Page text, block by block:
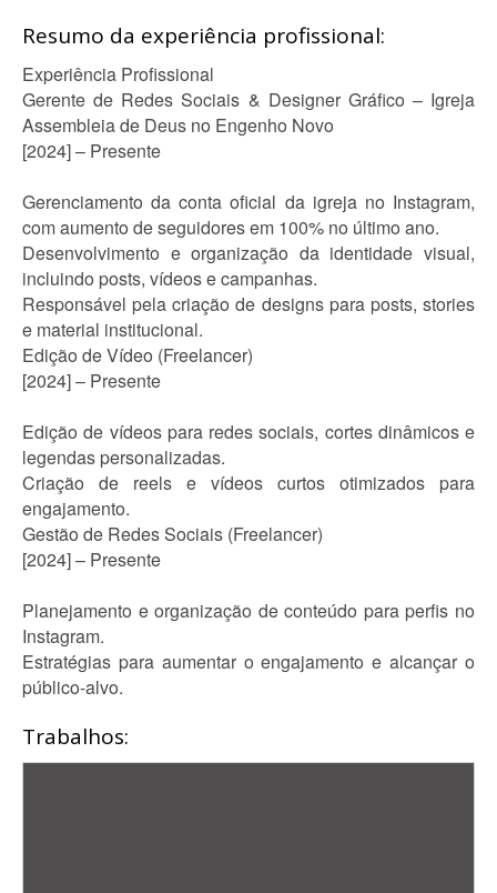
Resumo da experiência profissional:
Experiência Profissional
Gerente de Redes Sociais & Designer Gráfico – Igreja
Assembleia de Deus no Engenho Novo
[2024] – Presente
Gerenciamento da conta oficial da igreja no Instagram,
com aumento de seguidores em 100% no último ano.
Desenvolvimento e organização da identidade visual,
incluindo posts, vídeos e campanhas.
Responsável pela criação de designs para posts, stories
e material institucional.
Edição de Vídeo (Freelancer)
[2024] – Presente
Edição de vídeos para redes sociais, cortes dinâmicos e
legendas personalizadas.
Criação de reels e vídeos curtos otimizados para
engajamento.
Gestão de Redes Sociais (Freelancer)
[2024] – Presente
Planejamento e organização de conteúdo para perfis no
Instagram.
Estratégias para aumentar o engajamento e alcançar o
público-alvo.
Trabalhos: